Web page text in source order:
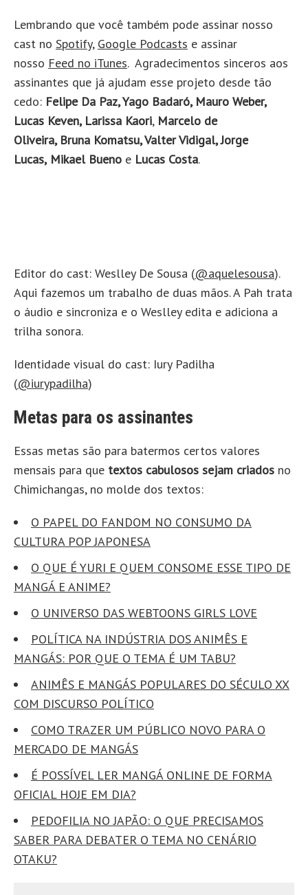
Lembrando que você também pode assinar nosso
cast no Spotify, Google Podcasts e assinar
nosso Feed no iTunes. Agradecimentos sinceros aos
assinantes que já ajudam esse projeto desde tão
cedo: Felipe Da Paz, Yago Badaró, Mauro Weber,
Lucas Keven, Larissa Kaori, Marcelo de
Oliveira, Bruna Komatsu, Valter Vidigal, Jorge
Lucas, Mikael Bueno e Lucas Costa.
Editor do cast: Weslley De Sousa (@aquelesousa).
Aqui fazemos um trabalho de duas mãos. A Pah trata
o áudio e sincroniza e o Weslley edita e adiciona a
trilha sonora.
Identidade visual do cast: Iury Padilha
(@iurypadilha)
Metas para os assinantes
Essas metas são para batermos certos valores
mensais para que textos cabulosos sejam criados no
Chimichangas, no molde dos textos:
O PAPEL DO FANDOM NO CONSUMO DA
CULTURA POP JAPONESA
O QUE É YURI E QUEM CONSOME ESSE TIPO DE
MANGÁ E ANIME?
O UNIVERSO DAS WEBTOONS GIRLS LOVE
POLÍTICA NA INDÚSTRIA DOS ANIMÊS E
MANGÁS: POR QUE O TEMA É UM TABU?
ANIMÊS E MANGÁS POPULARES DO SÉCULO XX
COM DISCURSO POLÍTICO
COMO TRAZER UM PÚBLICO NOVO PARA O
MERCADO DE MANGÁS
É POSSÍVEL LER MANGÁ ONLINE DE FORMA
OFICIAL HOJE EM DIA?
PEDOFILIA NO JAPÃO: O QUE PRECISAMOS
SABER PARA DEBATER O TEMA NO CENÁRIO
OTAKU?